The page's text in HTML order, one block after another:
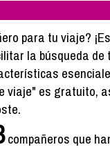
para tu viaje?
la búsqueda de
viaje" es gratuito,
compañeros que